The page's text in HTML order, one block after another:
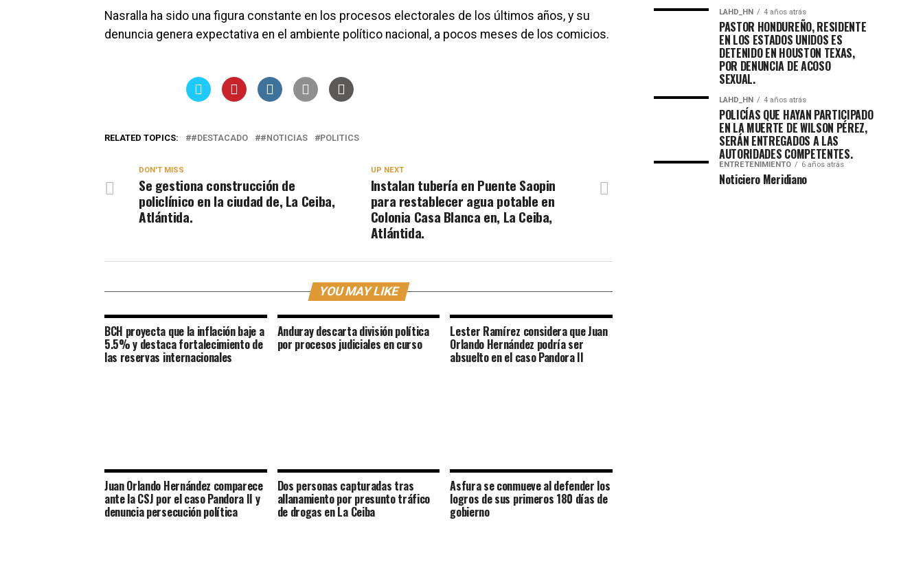
Nasralla ha sido una figura constante en los procesos electorales de los últimos años, y su
denuncia genera expectativa en el ambiente político nacional, a pocos meses de los comicios.
RELATED TOPICS: #DESTACADO #NOTICIAS POLITICS
UP NEXT
Instalan tubería en Puente Saopin
para restablecer agua potable en
Colonia Casa Blanca en, La Ceiba,
Atlántida.
DON'T MISS
Se gestiona construcción de
policlínico en la ciudad de, La Ceiba,
Atlántida.
YOU MAY LIKE
BCH proyecta que la inflación baje a
5.5% y destaca fortalecimiento de
las reservas internacionales
Anduray descarta división política
por procesos judiciales en curso
Lester Ramírez considera que Juan
Orlando Hernández podría ser
absuelto en el caso Pandora II
Juan Orlando Hernández comparece
ante la CSJ por el caso Pandora II y
denuncia persecución política
Dos personas capturadas tras
allanamiento por presunto tráfico
de drogas en La Ceiba
Asfura se conmueve al defender los
logros de sus primeros 180 días de
gobierno
LAHD_HN 4 años atrás
PASTOR HONDUREÑO, RESIDENTE
EN LOS ESTADOS UNIDOS ES
DETENIDO EN HOUSTON TEXAS,
POR DENUNCIA DE ACOSO
SEXUAL.
LAHD_HN 4 años atrás
POLICÍAS QUE HAYAN PARTICIPADO
EN LA MUERTE DE WILSON PÉREZ,
SERÁN ENTREGADOS A LAS
AUTORIDADES COMPETENTES.
ENTRETENIMIENTO 6 años atrás
Noticiero Meridiano